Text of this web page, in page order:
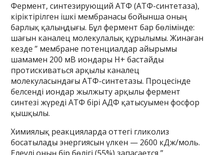
Фермент, синтезирующий АТФ (АТФ-синтетаза),
кіріктірілген ішкі мембранасы бойынша оның
барлық қалыңдығы. Бұл фермент бар бөлімінде:
шағын каналец молекулалық құрылымы. Жинаған
кезде ” мембране потенциалдар айырымы
шамамен 200 мВ иондары Н+ бастайды
протискиваться арқылы каналец
молекуласындағы АТФ-синтетазы. Процесінде
белсенді иондар жылжыту арқылы фермент
синтезі жүреді АТФ бірі АДФ қатысуымен фосфор
қышқылы.
Химиялық реакцияларда оттегі гликолиз
босатылады энергиясын үлкен — 2600 кДж/моль.